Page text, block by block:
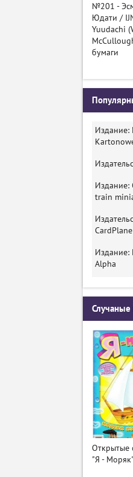
№201 -
Юдати /
Yuudachi
бумаги
Издание:
Издание:
train
CardPlane
Издание:
Alpha
Случаные
Открытые
"Я - Моряк"